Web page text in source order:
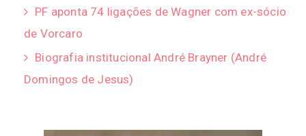
PF aponta 74 ligações de Wagner com ex-sócio
de Vorcaro
Biografia institucional André Brayner (André
Domingos de Jesus)